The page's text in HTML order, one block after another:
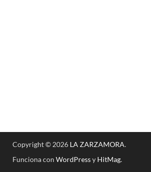
Copyright © 2026 LA ZARZAMORA.
Funciona con WordPressy HitMag.